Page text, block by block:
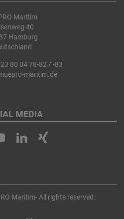
Maritim
40
Hamburg
80 04 78-82 / -83
maritim.de
MEDIA
Maritim- All rights reserved.